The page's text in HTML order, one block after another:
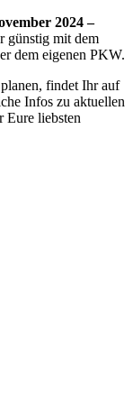
2024 –
günstig mit dem
dem eigenen PKW.
findet Ihr auf
Infos zu aktuellen
Eure liebsten